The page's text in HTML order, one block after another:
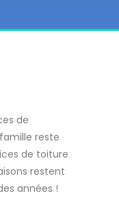
de
reste
de toiture
restent
années !